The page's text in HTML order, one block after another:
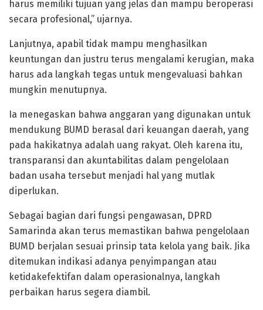
harus memiliki tujuan yang jelas dan mampu beroperasi
secara profesional,” ujarnya.
Lanjutnya, apabil tidak mampu menghasilkan
keuntungan dan justru terus mengalami kerugian, maka
harus ada langkah tegas untuk mengevaluasi bahkan
mungkin menutupnya.
Ia menegaskan bahwa anggaran yang digunakan untuk
mendukung BUMD berasal dari keuangan daerah, yang
pada hakikatnya adalah uang rakyat. Oleh karena itu,
transparansi dan akuntabilitas dalam pengelolaan
badan usaha tersebut menjadi hal yang mutlak
diperlukan.
Sebagai bagian dari fungsi pengawasan, DPRD
Samarinda akan terus memastikan bahwa pengelolaan
BUMD berjalan sesuai prinsip tata kelola yang baik. Jika
ditemukan indikasi adanya penyimpangan atau
ketidakefektifan dalam operasionalnya, langkah
perbaikan harus segera diambil.